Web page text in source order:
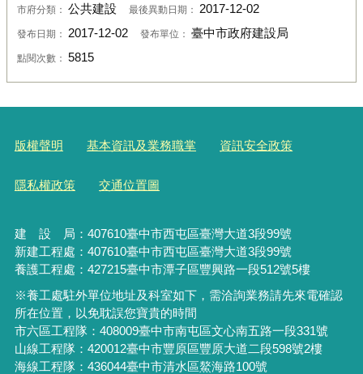
市府分類： 公共建設 最後異動日期： 2017-12-02
發布日期： 2017-12-02 發布單位： 臺中市政府建設局
點閱次數： 5815
版權聲明 基本資訊及業務職掌 資訊安全政策
隱私權政策 交通位置圖
建 設 局： 407610臺中市西屯區臺灣大道3段99號
新建工程處：407610臺中市西屯區臺灣大道3段99號
養護工程處：427215臺中市潭子區豐興路一段512號5樓
※養工處駐外單位地址及科室如下，需洽詢業務請先來電確認
所在位置，以免耽誤您寶貴的時間
市六區工程隊：408009臺中市南屯區文心南五路一段331號
山線工程隊：420012臺中市豐原區豐原大道二段598號2樓
海線工程隊：436044臺中市清水區鰲海路100號